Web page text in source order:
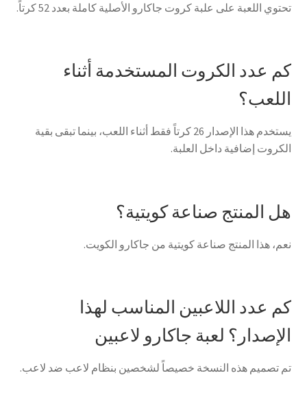
تحتوي اللعبة على علبة كروت جاكارو الأصلية كاملة بعدد 52 كرتاً.
كم عدد الكروت المستخدمة أثناء
اللعب؟
يستخدم هذا الإصدار 26 كرتاً فقط أثناء اللعب، بينما تبقى بقية
الكروت إضافية داخل العلبة.
هل المنتج صناعة كويتية؟
نعم، هذا المنتج صناعة كويتية من جاكارو الكويت.
كم عدد اللاعبين المناسب لهذا
الإصدار؟ لعبة جاكارو لاعبين
تم تصميم هذه النسخة خصيصاً لشخصين بنظام لاعب ضد لاعب.